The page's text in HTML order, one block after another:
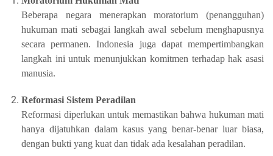
Beberapa negara menerapkan moratorium (penangguhan)
hukuman mati sebagai langkah awal sebelum menghapusnya
secara permanen. Indonesia juga dapat mempertimbangkan
langkah ini untuk menunjukkan komitmen terhadap hak asasi
manusia.
Reformasi Sistem Peradilan
Reformasi diperlukan untuk memastikan bahwa hukuman mati
hanya dijatuhkan dalam kasus yang benar-benar luar biasa,
dengan bukti yang kuat dan tidak ada kesalahan peradilan.